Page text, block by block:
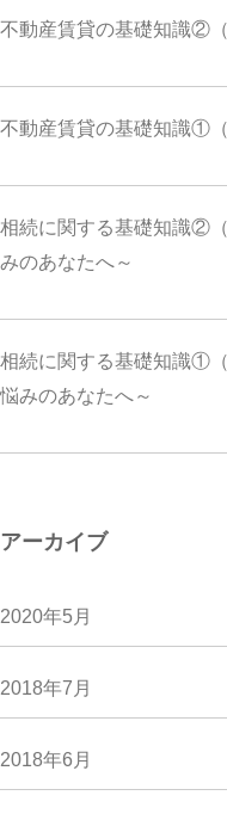
不動産賃貸の基礎知識②
不動産賃貸の基礎知識①
相続に関する基礎知識②
みのあなたへ～
相続に関する基礎知識①
悩みのあなたへ～
アーカイブ
2020年5月
2018年7月
2018年6月